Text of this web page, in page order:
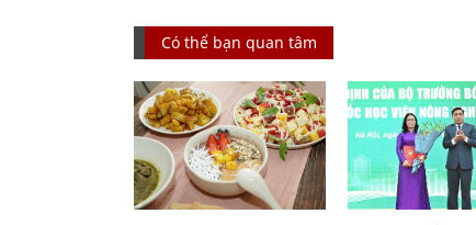
Có thể bạn quan tâm